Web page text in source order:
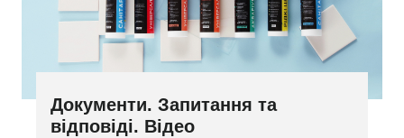
Документи. Запитання та
відповіді. Відео